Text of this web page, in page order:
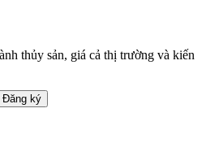
thủy sản, giá cả thị trường và kiến
Đăng ký